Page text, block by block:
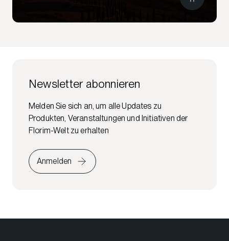
Newsletter abonnieren
Melden Sie sich an, um alle Updates zu
Produkten, Veranstaltungen und Initiativen der
Florim-Welt zu erhalten
Anmelden